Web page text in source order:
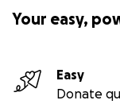
Your easy,
Easy
Donate